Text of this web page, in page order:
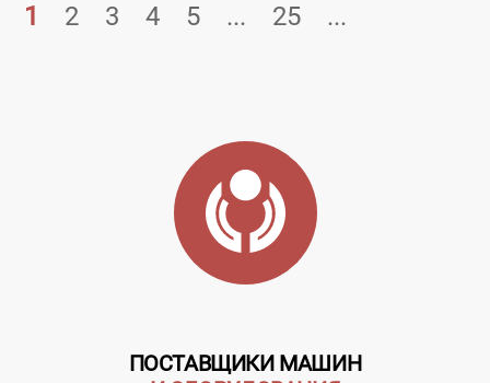
1 2 3 4 5 ... 25 ...
ПОСТАВЩИКИ МАШИН